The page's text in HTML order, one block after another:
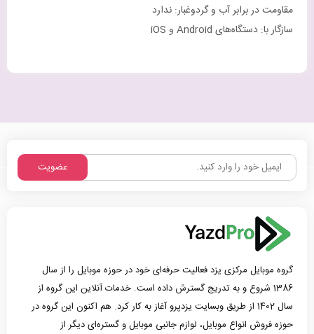
مقاومت در برابر آب و گردوغبار: ندارد
سازگار با: دستگاه‌های Android و iOS
عضویت
گروه موبایل مرکزی یزد فعالیت حرفه‌ای خود در حوزه موبایل را از سال
1386 شروع و به تدریج گسترش داده است. خدمات آنلاین این گروه از
سال 1402 از طریق وبسایت یزدپرو آغاز به کار کرد. هم اکنون این گروه در
حوزه فروش انواع موبایل، لوازم جانبی موبایل و گستره‌ای دیگر از